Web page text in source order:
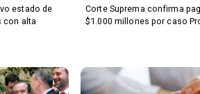
estado de
con alta
Corte Suprema confirma
$1.000 millones por caso